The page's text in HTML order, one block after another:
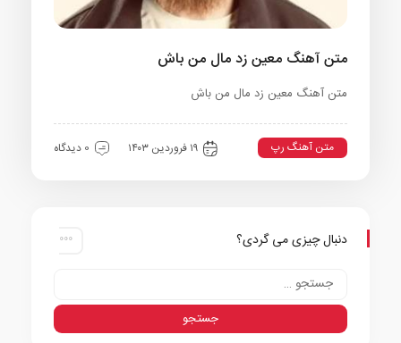
متن آهنگ معین زد مال من باش
متن آهنگ معین زد مال من باش
متن آهنگ رپ ۱۹ فروردین ۱۴۰۳ 0 دیدگاه
دنبال چیزی می گردی؟